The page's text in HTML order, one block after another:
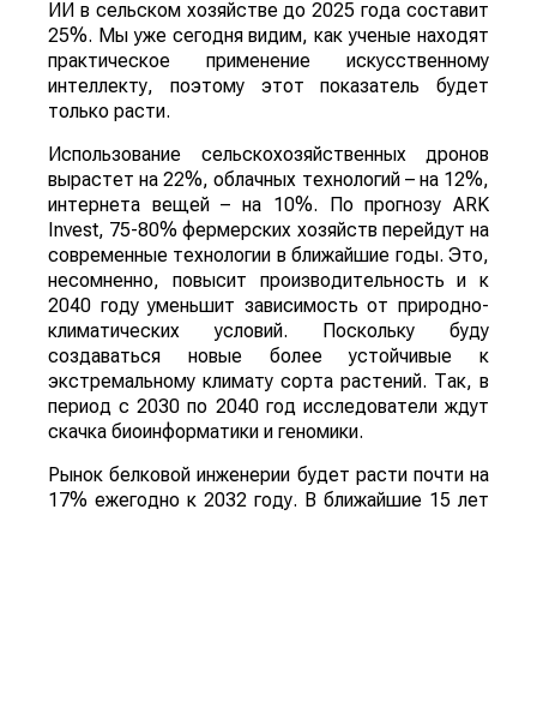
ИИ в сельском хозяйстве до 2025 года составит
25%. Мы уже сегодня видим, как ученые находят
практическое применение искусственному
интеллекту, поэтому этот показатель будет
только расти.
Использование сельскохозяйственных дронов
вырастет на 22%, облачных технологий – на 12%,
интернета вещей – на 10%. По прогнозу ARK
Invest, 75-80% фермерских хозяйств перейдут на
современные технологии в ближайшие годы. Это,
несомненно, повысит производительность и к
2040 году уменьшит зависимость от природно-
климатических условий. Поскольку буду
создаваться новые более устойчивые к
экстремальному климату сорта растений. Так, в
период с 2030 по 2040 год исследователи ждут
скачка биоинформатики и геномики.
Рынок белковой инженерии будет расти почти на
17% ежегодно к 2032 году. В ближайшие 15 лет